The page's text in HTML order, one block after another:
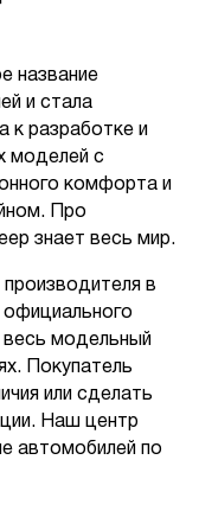
название
и стала
к разработке и
моделей с
комфорта и
Про
знает весь мир.
в
модельный
Покупатель
или сделать
Наш центр
автомобилей по